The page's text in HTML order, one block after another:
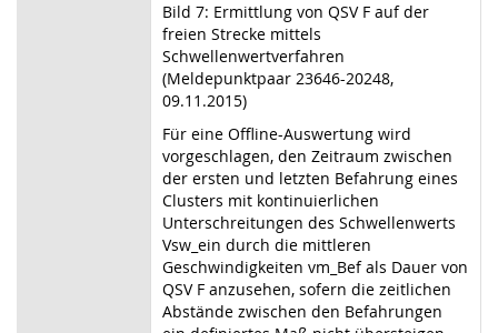
Bild 7: Ermittlung von QSV F auf der
freien Strecke mittels
Schwellenwertverfahren
(Meldepunktpaar 23646-20248,
09.11.2015)
Für eine Offline-Auswertung wird
vorgeschlagen, den Zeitraum zwischen
der ersten und letzten Befahrung eines
Clusters mit kontinuierlichen
Unterschreitungen des Schwellenwerts
Vsw_ein durch die mittleren
Geschwindigkeiten vm_Bef als Dauer von
QSV F anzusehen, sofern die zeitlichen
Abstände zwischen den Befahrungen